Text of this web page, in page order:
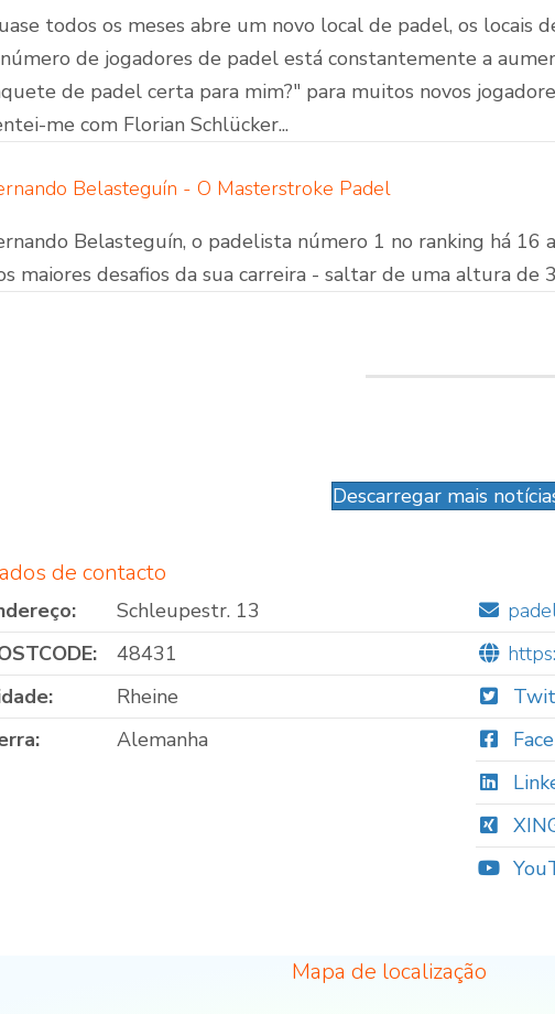
todos os meses abre um novo local de padel, os locais
de jogadores de padel está constantemente a
de padel certa para mim?" para muitos novos
me com Florian Schlücker...
Belasteguín - O Masterstroke Padel
Belasteguín, o padelista número 1 no ranking há 16
maiores desafios da sua carreira - saltar de uma altura de
de contacto
Schleupestr. 13
48431
Rheine